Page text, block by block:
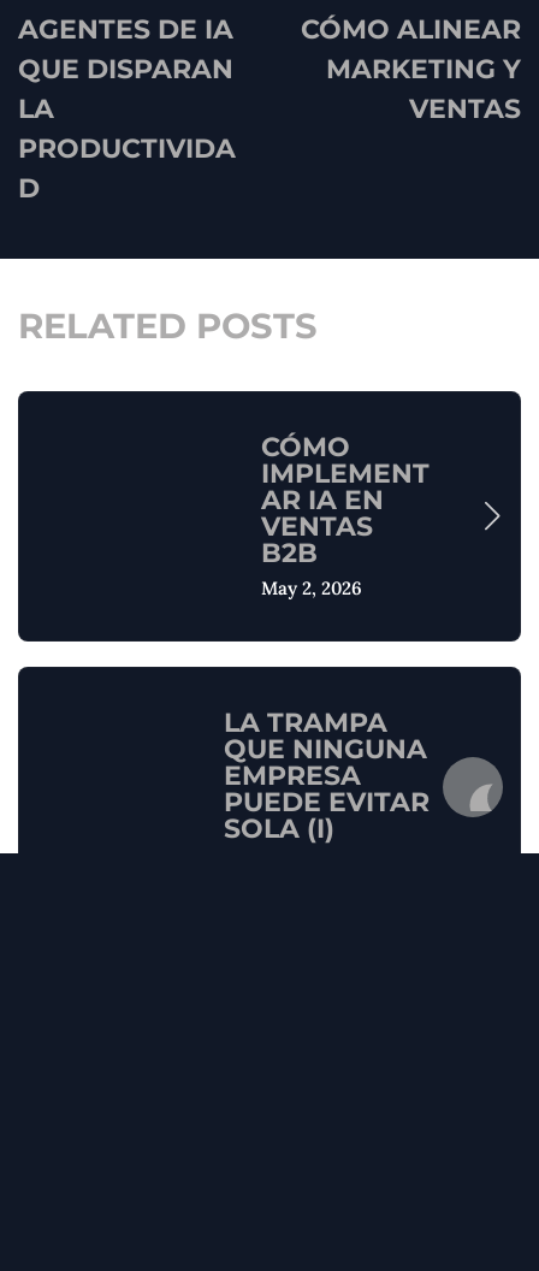
AGENTES DE IA
QUE DISPARAN
LA
PRODUCTIVIDA
D
CÓMO ALINEAR
MARKETING Y
VENTAS
RELATED POSTS
CÓMO
IMPLEMENT
AR IA EN
VENTAS
B2B
May 2, 2026
LA TRAMPA
QUE NINGUNA
EMPRESA
PUEDE EVITAR
SOLA (I)